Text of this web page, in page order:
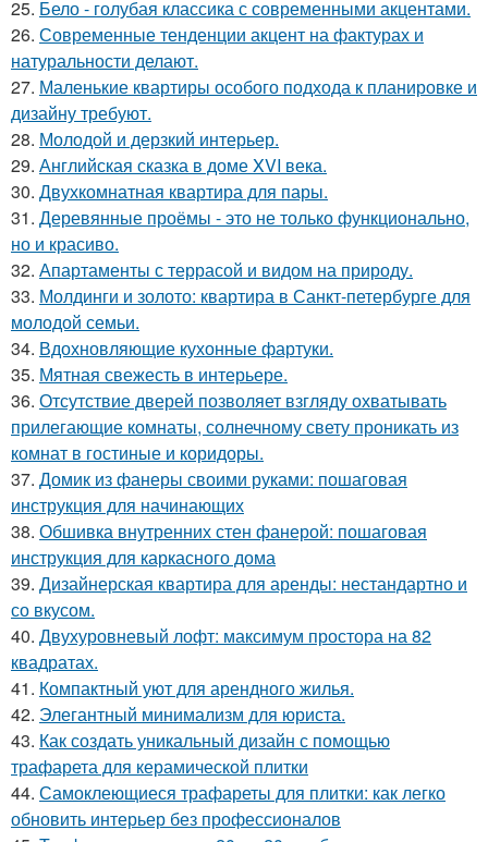
25. Бело - голубая классика с современными акцентами.
26. Современные тенденции акцент на фактурах и
натуральности делают.
27. Маленькие квартиры особого подхода к планировке и
дизайну требуют.
28. Молодой и дерзкий интерьер.
29. Английская сказка в доме XVI века.
30. Двухкомнатная квартира для пары.
31. Деревянные проёмы - это не только функционально,
но и красиво.
32. Апартаменты с террасой и видом на природу.
33. Молдинги и золото: квартира в Санкт-петербурге для
молодой семьи.
34. Вдохновляющие кухонные фартуки.
35. Мятная свежесть в интерьере.
36. Отсутствие дверей позволяет взгляду охватывать
прилегающие комнаты, солнечному свету проникать из
комнат в гостиные и коридоры.
37. Домик из фанеры своими руками: пошаговая
инструкция для начинающих
38. Обшивка внутренних стен фанерой: пошаговая
инструкция для каркасного дома
39. Дизайнерская квартира для аренды: нестандартно и
со вкусом.
40. Двухуровневый лофт: максимум простора на 82
квадратах.
41. Компактный уют для арендного жилья.
42. Элегантный минимализм для юриста.
43. Как создать уникальный дизайн с помощью
трафарета для керамической плитки
44. Самоклеющиеся трафареты для плитки: как легко
обновить интерьер без профессионалов